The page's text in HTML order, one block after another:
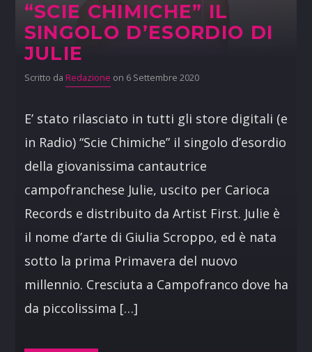
“SCIE CHIMICHE” IL
SINGOLO D’ESORDIO DI
JULIE
Scritto da Redazione on 6 Settembre 2020
E’ stato rilasciato in tutti gli store digitali (e
in Radio) “Scie Chimiche” il singolo d’esordio
della giovanissima cantautrice
campofranchese Julie, uscito per Carioca
Records e distribuito da Artist First. Julie è
il nome d’arte di Giulia Scroppo, ed è nata
sotto la prima Primavera del nuovo
millennio. Cresciuta a Campofranco dove ha
da piccolissima […]